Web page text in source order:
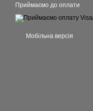
Приймаємо до оплати
Мобільна версія